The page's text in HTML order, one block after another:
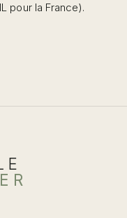
pour la France).